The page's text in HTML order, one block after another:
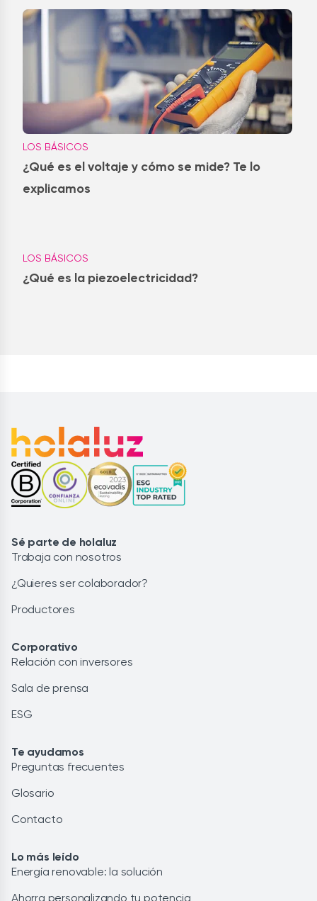
LOS BÁSICOS
¿Qué es el voltaje y cómo se mide? Te lo
explicamos
LOS BÁSICOS
¿Qué es la piezoelectricidad?
Sé parte de holaluz
Trabaja con nosotros
¿Quieres ser colaborador?
Productores
Corporativo
Relación con inversores
Sala de prensa
ESG
Te ayudamos
Preguntas frecuentes
Glosario
Contacto
Lo más leído
Energía renovable: la solución
Ahorra personalizando tu potencia